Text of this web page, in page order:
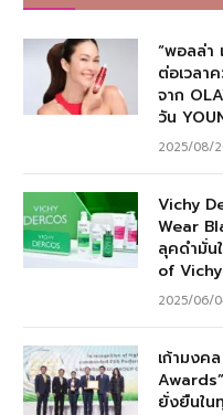
“พอลล่า
ต่อเวลา
จาก
วัน
2025/08/
Vichy
Wear
ลุคดำมั่น
of
2025/06/
เก้ามงค
ยั่งยืนใน